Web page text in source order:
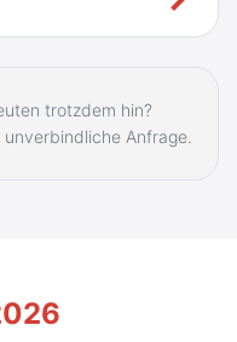
trotzdem hin?
Anfrage.